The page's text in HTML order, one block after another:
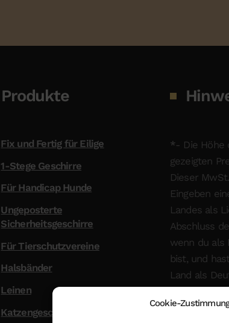
Cookie-
Produkte
Fix und Fertig für Eilige
1-Stege Geschirre
Für Handicap Hunde
Ungeposterte
Sicherheitsgeschirre
Für Tierschutzvereine
Halsbänder
Leinen
Katzengeschirre
*- Die Höhe
gezeigten
Dieser
Eingeben
Landes als
Abschluss
wenn du als
bist, und
Land als